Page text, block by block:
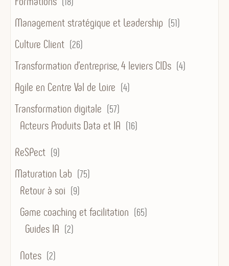
Management stratégique et Leadership (51)
Culture Client (26)
Transformation d’entreprise, 4 leviers CIDs (4)
Agile en Centre Val de Loire (4)
Transformation digitale (57)
Acteurs Produits Data et IA (16)
ReSPect (9)
Maturation Lab (75)
Retour à soi (9)
Game coaching et facilitation (65)
Guides IA (2)
Notes (2)